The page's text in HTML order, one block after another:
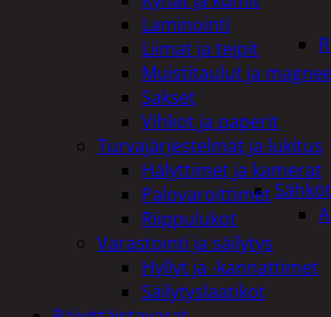
Laminointi
Liimat ja teipit
Muistitaulut ja
Sakset
Vihkot ja paperit
Turvajärjestelmät ja lukitus
Hälyttimet ja kamerat
Palovaroittimet
Riippulukot
Varastointi ja säilytys
Hyllyt ja -kannattimet
Säilytyslaatikot